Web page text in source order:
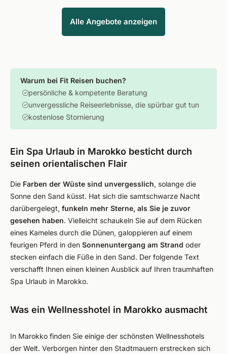
Alle Angebote anzeigen
Warum bei Fit Reisen buchen?
persönliche & kompetente Beratung
unvergessliche Reiseerlebnisse, die spürbar gut tun
kostenlose Stornierung
Ein Spa Urlaub in Marokko besticht durch
seinen orientalischen Flair
Die Farben der Wüste sind unvergesslich, solange die
Sonne den Sand küsst. Hat sich die samtschwarze Nacht
darübergelegt, funkeln mehr Sterne, als Sie je zuvor
gesehen haben. Vielleicht schaukeln Sie auf dem Rücken
eines Kameles durch die Dünen, galoppieren auf einem
feurigen Pferd in den Sonnenuntergang am Strand oder
stecken einfach die Füße in den Sand. Der folgende Text
verschafft Ihnen einen kleinen Ausblick auf Ihren traumhaften
Spa Urlaub in Marokko.
Was ein Wellnesshotel in Marokko ausmacht
In Marokko finden Sie einige der schönsten Wellnesshotels
der Welt. Verborgen hinter den Stadtmauern erstrecken sich